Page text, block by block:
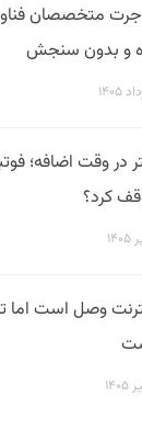
متخصصان
و بدون سنجش
کرد؟
وصل است اما